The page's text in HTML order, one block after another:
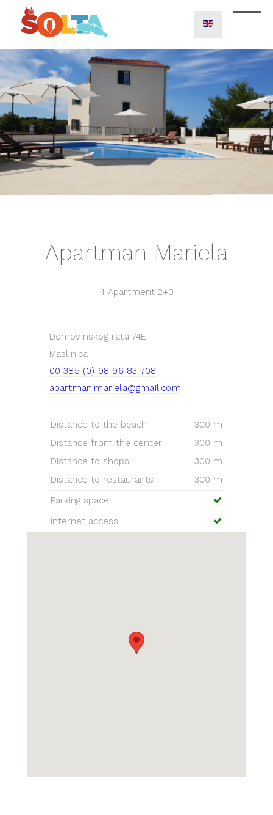
Apartman Mariela
4 Apartment 2+0
Domovinskog rata 74E
Maslinica
00 385 (0) 98 96 83 708
apartmanimariela@gmail.com
Distance to the beach
300 m
Distance from the center
300 m
Distance to shops
300 m
Distance to restaurants
300 m
Parking space
Internet access